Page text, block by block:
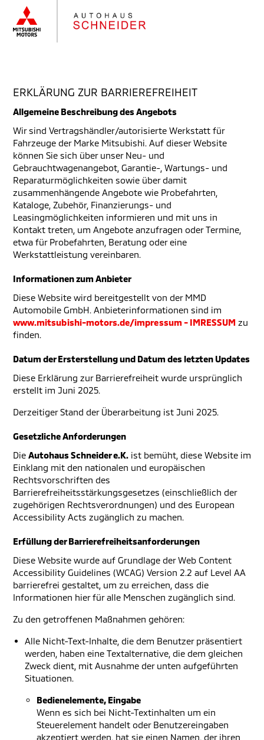
ERKLÄRUNG ZUR BARRIEREFREIHEIT
Allgemeine Beschreibung des Angebots
Wir sind Vertragshändler/autorisierte Werkstatt für
Fahrzeuge der Marke Mitsubishi. Auf dieser Website
können Sie sich über unser Neu- und
Gebrauchtwagenangebot, Garantie-, Wartungs- und
Reparaturmöglichkeiten sowie über damit
zusammenhängende Angebote wie Probefahrten,
Kataloge, Zubehör, Finanzierungs- und
Leasingmöglichkeiten informieren und mit uns in
Kontakt treten, um Angebote anzufragen oder Termine,
etwa für Probefahrten, Beratung oder eine
Werkstattleistung vereinbaren.
Informationen zum Anbieter
Diese Website wird bereitgestellt von der MMD
Automobile GmbH. Anbieterinformationen sind im
www.mitsubishi-motors.de/impressum - IMRESSUM zu
finden.
Datum der Ersterstellung und Datum des letzten Updates
Diese Erklärung zur Barrierefreiheit wurde ursprünglich
erstellt im Juni 2025.
Derzeitiger Stand der Überarbeitung ist Juni 2025.
Gesetzliche Anforderungen
Die Autohaus Schneider e.K. ist bemüht, diese Website im
Einklang mit den nationalen und europäischen
Rechtsvorschriften des
Barrierefreiheitsstärkungsgesetzes (einschließlich der
zugehörigen Rechtsverordnungen) und des European
Accessibility Acts zugänglich zu machen.
Erfüllung der Barrierefreiheitsanforderungen
Diese Website wurde auf Grundlage der Web Content
Accessibility Guidelines (WCAG) Version 2.2 auf Level AA
barrierefrei gestaltet, um zu erreichen, dass die
Informationen hier für alle Menschen zugänglich sind.
Zu den getroffenen Maßnahmen gehören:
Alle Nicht-Text-Inhalte, die dem Benutzer präsentiert
werden, haben eine Textalternative, die dem gleichen
Zweck dient, mit Ausnahme der unten aufgeführten
Situationen.
Bedienelemente, Eingabe
Wenn es sich bei Nicht-Textinhalten um ein
Steuerelement handelt oder Benutzereingaben
akzeptiert werden, hat sie einen Namen, der ihren